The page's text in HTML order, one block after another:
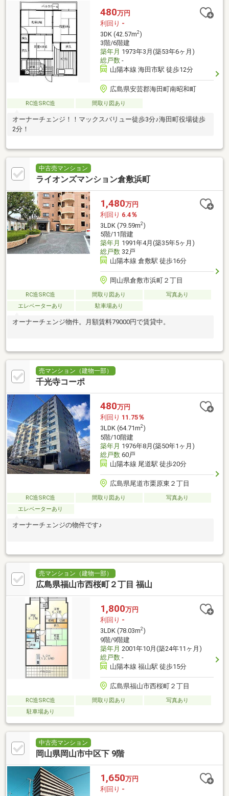
480万円
利回り -
3DK (42.57m2)
3階/6階建
築年月 1973年3月(築53年6ヶ月)
総戸数-
山陽本線 海田市駅 徒歩12分
広島県安芸郡海田町南昭和町
RC造SRC造 間取り図あり
オーナーチェンジ！！マックスバリュー徒歩3分♪海田町役場徒歩
2分！
中古売マンション
ライオンズマンション倉敷浜町
1,480万円
利回り 6.4％
3LDK (79.59m2)
5階/11階建
築年月 1991年4月(築35年5ヶ月)
総戸数32戸
山陽本線 倉敷駅 徒歩16分
岡山県倉敷市浜町２丁目
RC造SRC造 間取り図あり
写真あり
エレベーターあり
駐車場あり
オーナーチェンジ物件。月額賃料79000円で賃貸中。
売マンション（建物一部）
千光寺コーポ
480万円
利回り 11.75％
3LDK (64.71m2)
5階/10階建
築年月 1976年8月(築50年1ヶ月)
総戸数60戸
山陽本線 尾道駅 徒歩20分
広島県尾道市栗原東２丁目
RC造SRC造 間取り図あり
写真あり
エレベーターあり
オーナーチェンジの物件です♪
売マンション（建物一部）
広島県福山市西桜町２丁目 福山
1,800万円
利回り -
3LDK (78.03m2)
9階/9階建
築年月 2001年10月(築24年11ヶ月)
総戸数-
山陽本線 福山駅 徒歩15分
広島県福山市西桜町２丁目
RC造SRC造 間取り図あり
写真あり
駐車場あり
中古売マンション
岡山県岡山市中区下 9階
1,650万円
利回り -